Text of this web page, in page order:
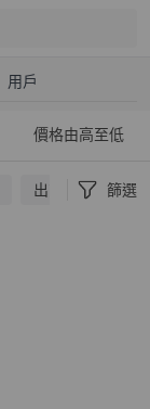
用戶
價格由高至低
出貨地點 篩選